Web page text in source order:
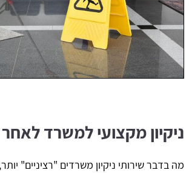
ניקיון מקצועי למשרד
מה בדבר שירותי ניקיון משרדים "רציניים"